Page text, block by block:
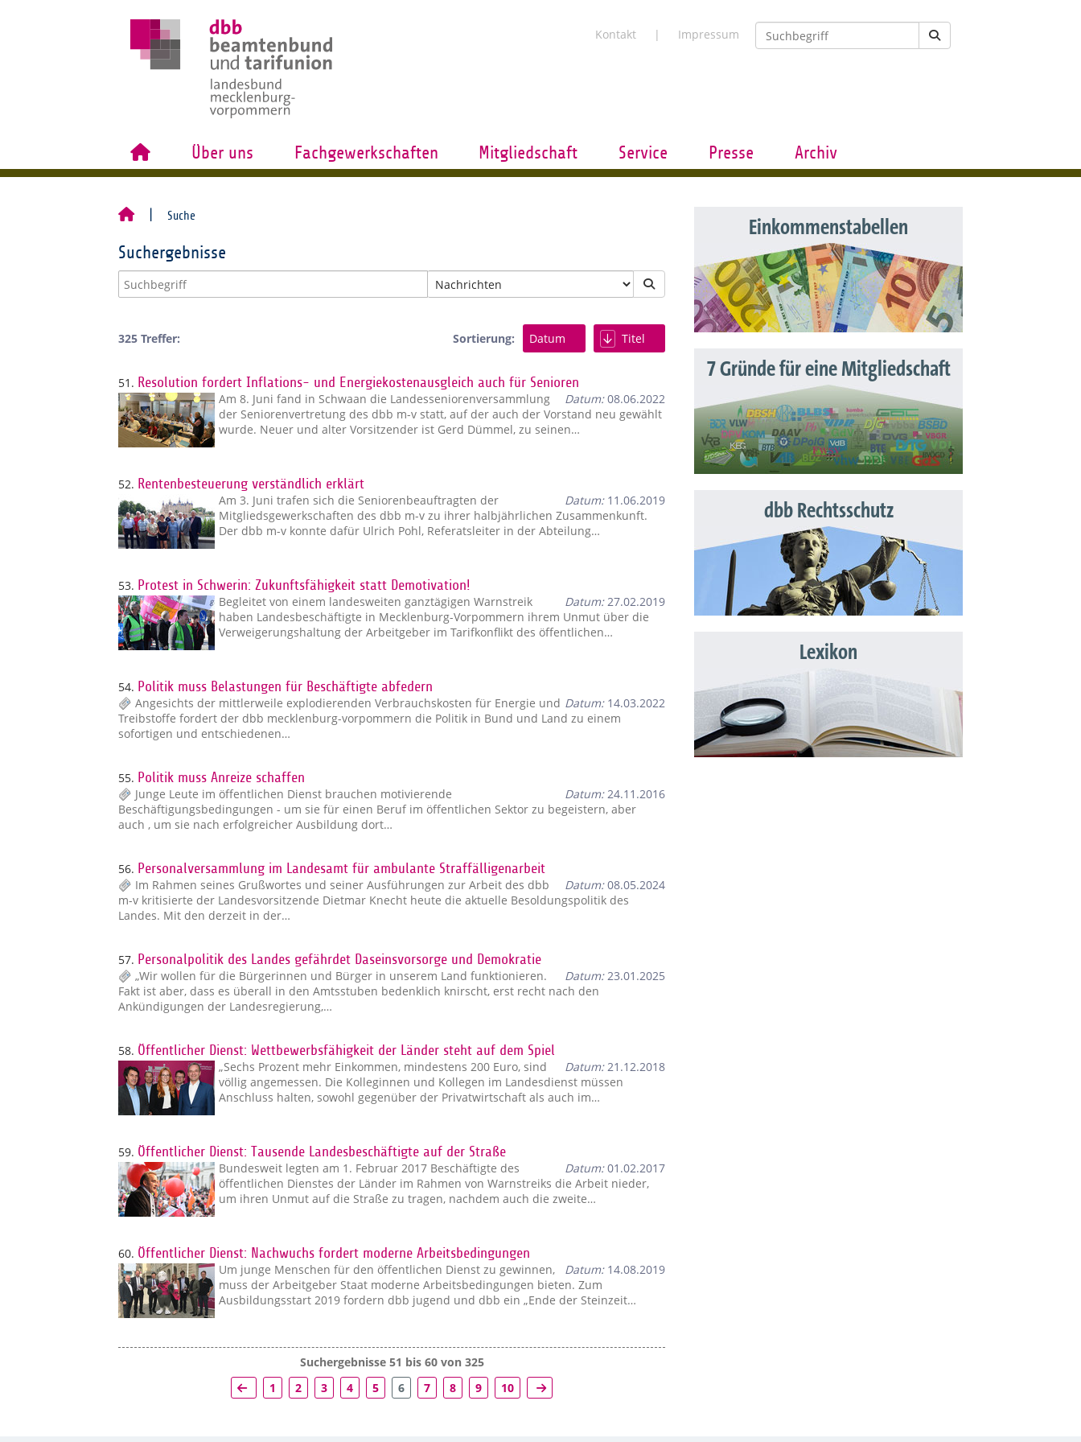
Kontakt Impressum
Über uns Fachgewerkschaften Mitgliedschaft Service Presse Archiv
Suche
Suchergebnisse
325 Treffer: Sortierung: Datum Titel
51. Resolution fordert Inflations- und Energiekostenausgleich auch für Senioren
Datum:08.06.2022
Am 8. Juni fand in Schwaan die Landesseniorenversammlung
der Seniorenvertretung des dbb m-v statt, auf der auch der Vorstand neu gewählt
wurde. Neuer und alter Vorsitzender ist Gerd Dümmel, zu seinen…
52. Rentenbesteuerung verständlich erklärt
Datum:11.06.2019
Am 3. Juni trafen sich die Seniorenbeauftragten der
Mitgliedsgewerkschaften des dbb m-v zu ihrer halbjährlichen Zusammenkunft.
Der dbb m-v konnte dafür Ulrich Pohl, Referatsleiter in der Abteilung…
53. Protest in Schwerin: Zukunftsfähigkeit statt Demotivation!
Datum:27.02.2019
Begleitet von einem landesweiten ganztägigen Warnstreik
haben Landesbeschäftigte in Mecklenburg-Vorpommern ihrem Unmut über die
Verweigerungshaltung der Arbeitgeber im Tarifkonflikt des öffentlichen…
54. Politik muss Belastungen für Beschäftigte abfedern
Datum:14.03.2022
Angesichts der mittlerweile explodierenden Verbrauchskosten für Energie und
Treibstoffe fordert der dbb mecklenburg-vorpommern die Politik in Bund und Land zu einem
sofortigen und entschiedenen…
55. Politik muss Anreize schaffen
Datum:24.11.2016
Junge Leute im öffentlichen Dienst brauchen motivierende
Beschäftigungsbedingungen - um sie für einen Beruf im öffentlichen Sektor zu begeistern, aber
auch , um sie nach erfolgreicher Ausbildung dort…
56. Personalversammlung im Landesamt für ambulante Straffälligenarbeit
Datum:08.05.2024
Im Rahmen seines Grußwortes und seiner Ausführungen zur Arbeit des dbb
m-v kritisierte der Landesvorsitzende Dietmar Knecht heute die aktuelle Besoldungspolitik des
Landes. Mit den derzeit in der…
57. Personalpolitik des Landes gefährdet Daseinsvorsorge und Demokratie
Datum:23.01.2025
„Wir wollen für die Bürgerinnen und Bürger in unserem Land funktionieren.
Fakt ist aber, dass es überall in den Amtsstuben bedenklich knirscht, erst recht nach den
Ankündigungen der Landesregierung,…
58. Öffentlicher Dienst: Wettbewerbsfähigkeit der Länder steht auf dem Spiel
Datum:21.12.2018
„Sechs Prozent mehr Einkommen, mindestens 200 Euro, sind
völlig angemessen. Die Kolleginnen und Kollegen im Landesdienst müssen
Anschluss halten, sowohl gegenüber der Privatwirtschaft als auch im…
59. Öffentlicher Dienst: Tausende Landesbeschäftigte auf der Straße
Datum:01.02.2017
Bundesweit legten am 1. Februar 2017 Beschäftigte des
öffentlichen Dienstes der Länder im Rahmen von Warnstreiks die Arbeit nieder,
um ihren Unmut auf die Straße zu tragen, nachdem auch die zweite…
60. Öffentlicher Dienst: Nachwuchs fordert moderne Arbeitsbedingungen
Datum:14.08.2019
Um junge Menschen für den öffentlichen Dienst zu gewinnen,
muss der Arbeitgeber Staat moderne Arbeitsbedingungen bieten. Zum
Ausbildungsstart 2019 fordern dbb jugend und dbb ein „Ende der Steinzeit…
Suchergebnisse 51 bis 60 von 325
1
2 3 4 5 6 7 8 9 10
Einkommenstabellen
7 Gründe für eine Mitgliedschaft
dbb Rechtsschutz
Lexikon